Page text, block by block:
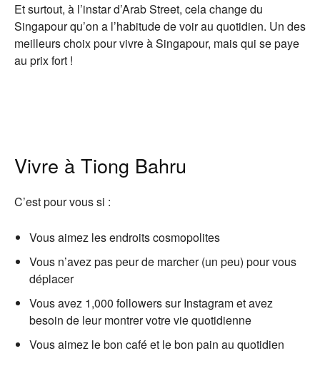
Et surtout, à l’instar d’Arab Street, cela change du
Singapour qu’on a l’habitude de voir au quotidien. Un des
meilleurs choix pour vivre à Singapour, mais qui se paye
au prix fort !
Vivre à Tiong Bahru
C’est pour vous si :
Vous aimez les endroits cosmopolites
Vous n’avez pas peur de marcher (un peu) pour vous
déplacer
Vous avez 1,000 followers sur Instagram et avez
besoin de leur montrer votre vie quotidienne
Vous aimez le bon café et le bon pain au quotidien